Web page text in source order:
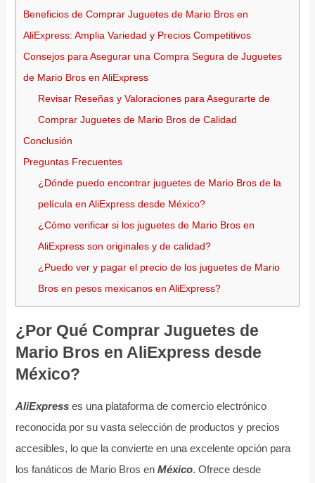
Beneficios de Comprar Juguetes de Mario Bros en
AliExpress: Amplia Variedad y Precios Competitivos
Consejos para Asegurar una Compra Segura de Juguetes
de Mario Bros en AliExpress
Revisar Reseñas y Valoraciones para Asegurarte de
Comprar Juguetes de Mario Bros de Calidad
Conclusión
Preguntas Frecuentes
¿Dónde puedo encontrar juguetes de Mario Bros de la
película en AliExpress desde México?
¿Cómo verificar si los juguetes de Mario Bros en
AliExpress son originales y de calidad?
¿Puedo ver y pagar el precio de los juguetes de Mario
Bros en pesos mexicanos en AliExpress?
¿Por Qué Comprar Juguetes de
Mario Bros en AliExpress desde
México?
AliExpresses una plataforma de comercio electrónico
reconocida por su vasta selección de productos y precios
accesibles, lo que la convierte en una excelente opción para
los fanáticos de Mario Bros en México. Ofrece desde